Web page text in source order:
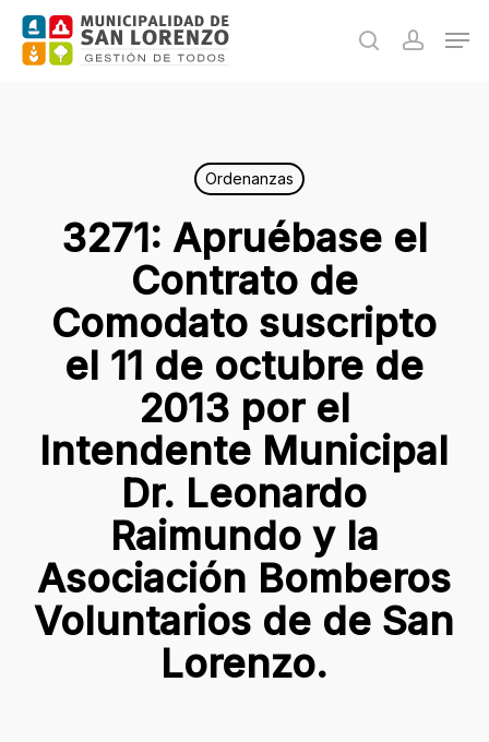
Skip
search
Ordenanzas
3271: Apruébase el
Contrato de
Comodato suscripto
el 11 de octubre de
2013 por el
Intendente Municipal
Dr. Leonardo
Raimundo y la
Asociación Bomberos
Voluntarios de de San
Lorenzo.